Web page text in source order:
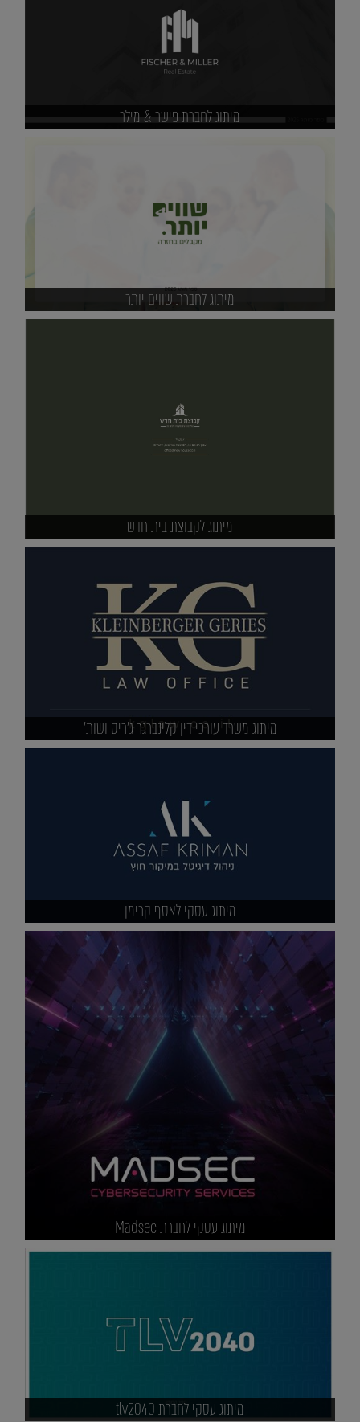
מיתוג לחברת פישר & מילר
מיתוג לחברת שווים יותר
מיתוג לקבוצת בית חדש
מיתוג משרד עורכי דין קלינברגר ג'ריס ושות'
מיתוג עסקי לאסף קרימן
מיתוג עסקי לחברת Madsec
מיתוג עסקי לחברת tlv2040